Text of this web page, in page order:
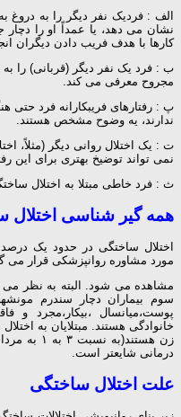
الف : فردیک نفر دیگر را به دروغ
نشان می دهد، یا عمداً او را
کارها با هدف فریب دادن دیگران
ب : فرد یک نفر دیگر (قربانی) را
مجروح معرفی می کند.
پ : رفتارهای فریبکارانه فرد حتی
ندارند، یه وضوح مشخص هستند.
ت : یک اختلال روانی دیگر (مثلاً،
نمی تواند توضیخ بهتری برای این
ث : فرد خاطی مبتلا به اختلال
همه گیر شناسی اختلال
اختلال ساختگی در حدود یک
مورد مشاوره روانپزشکی قرار می
مشاهده می شود. البته به نظر می
سوم بیماران دچار سندرم
پوست،میانسال ،بیکار،مجرد و
خانوادگی هستند. مبتلایان به
زن
درمانی شایعتر است.
علت اختلال ساختگی